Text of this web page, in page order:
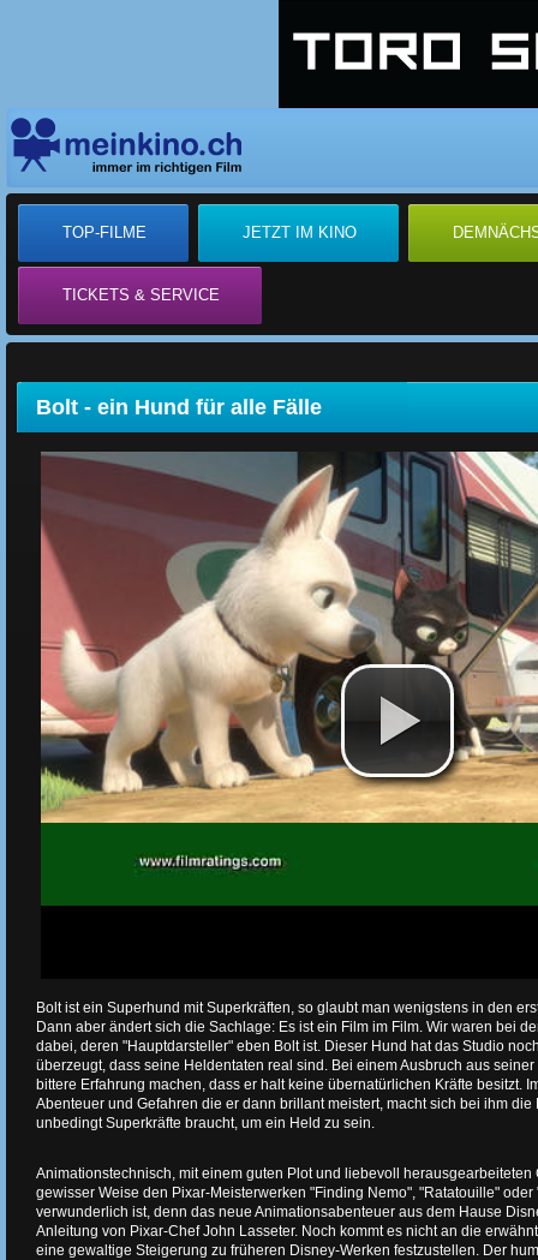
TOP-FILME JETZT IM KINO
TICKETS & SERVICE
Bolt - ein Hund für alle Fälle
Bolt ist ein Superhund mit Superkräften, so glaubt man wenigstens in den
Dann aber ändert sich die Sachlage: Es ist ein Film im Film. Wir waren bei
dabei, deren "Hauptdarsteller" eben Bolt ist. Dieser Hund hat das Studio
überzeugt, dass seine Heldentaten real sind. Bei einem Ausbruch aus
bittere Erfahrung machen, dass er halt keine übernatürlichen Kräfte besitzt.
Abenteuer und Gefahren die er dann brillant meistert, macht sich bei ihm
unbedingt Superkräfte braucht, um ein Held zu sein.
Animationstechnisch, mit einem guten Plot und liebevoll herausgearbeiteten
gewisser Weise den Pixar-Meisterwerken "Finding Nemo", "Ratatouille" oder
verwunderlich ist, denn das neue Animationsabenteuer aus dem Hause
Anleitung von Pixar-Chef John Lasseter. Noch kommt es nicht an die
eine gewaltige Steigerung zu früheren Disney-Werken festzustellen. Der